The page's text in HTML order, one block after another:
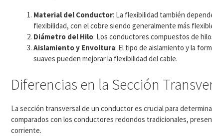
Material del Conductor: La flexibilidad también
flexibilidad, con el cobre siendo generalmente más
Diámetro del Hilo: Los conductores compuestos de
Aislamiento y Envoltura: El tipo de aislamiento y la
suaves pueden mejorar la flexibilidad del cable.
Diferencias en la Sección
La sección transversal de un conductor es crucial para
comparados con los conductores redondos tradicionales,
corriente.